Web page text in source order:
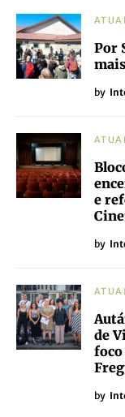
Por
by
e
by
de
foco
by